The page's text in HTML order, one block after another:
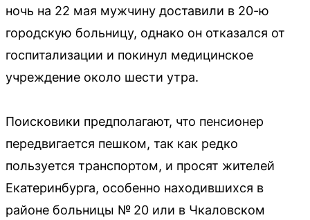
ночь на 22 мая мужчину доставили в 20-ю
городскую больницу, однако он отказался от
госпитализации и покинул медицинское
учреждение около шести утра.
Поисковики предполагают, что пенсионер
передвигается пешком, так как редко
пользуется транспортом, и просят жителей
Екатеринбурга, особенно находившихся в
районе больницы № 20 или в Чкаловском